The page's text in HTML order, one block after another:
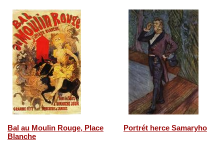
Bal au Moulin Rouge, Place
Blanche
Portrét herce Samaryho